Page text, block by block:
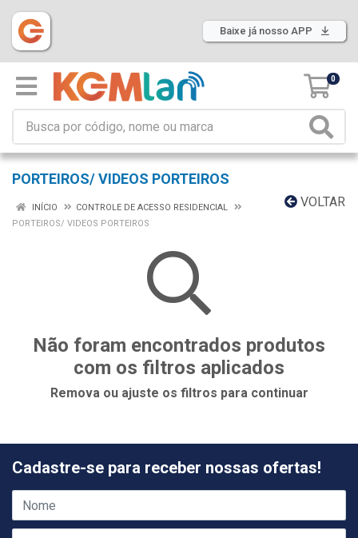
Baixe já nosso APP
0
PORTEIROS/ VIDEOS PORTEIROS
VOLTAR
INÍCIO
CONTROLE DE ACESSO RESIDENCIAL
PORTEIROS/ VIDEOS PORTEIROS
Não foram encontrados produtos
com os filtros aplicados
Remova ou ajuste os filtros para continuar
Cadastre-se para receber nossas ofertas!